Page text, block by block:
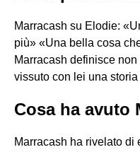
Marracash su Elodie:
più» «Una bella cosa
Marracash definisce
vissuto con lei una storia
Cosa ha avuto
Marracash ha rivelato di